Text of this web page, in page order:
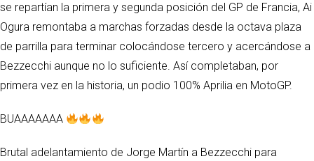
se repartían la primera y segunda posición del GP de Francia, Ai
Ogura remontaba a marchas forzadas desde la octava plaza
de parrilla para terminar colocándose tercero y acercándose a
Bezzecchi aunque no lo suficiente. Así completaban, por
primera vez en la historia, un podio 100% Aprilia en MotoGP.
BUAAAAAAA
Brutal adelantamiento de Jorge Martín a Bezzecchi para